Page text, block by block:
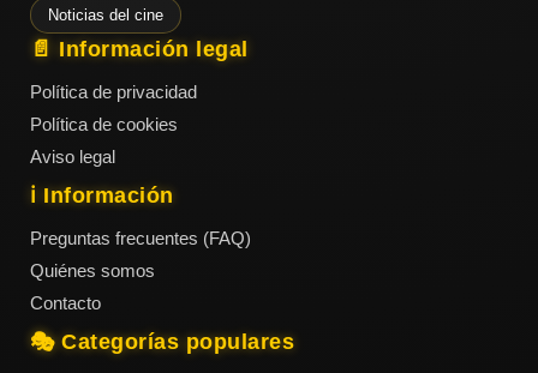
Noticias del cine
📄 Información legal
Política de privacidad
Política de cookies
Aviso legal
ℹ️ Información
Preguntas frecuentes (FAQ)
Quiénes somos
Contacto
🎭 Categorías populares